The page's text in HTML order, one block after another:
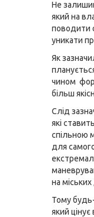
Не
який на
поводити
уникати
Як
чином
більш
Слід
які
спільною
для
на
Тому будь-
який